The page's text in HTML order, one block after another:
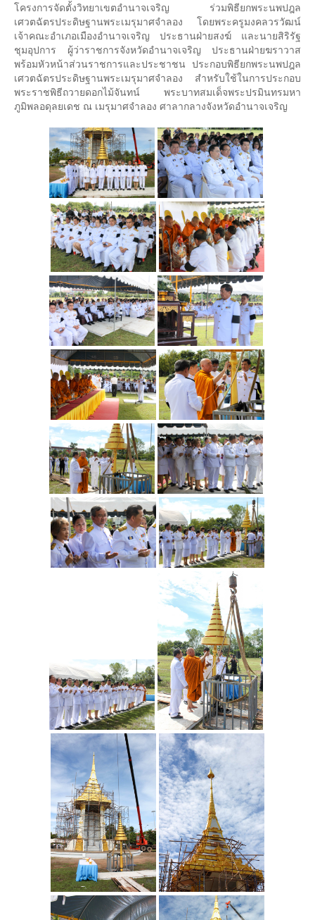
กิจกรรมต่าง ๆ
ปฏิทินการศึกษา
ปฏิทินการศึกษาและกิจกรรมนักศึกษา
ตารางเรียนนักศึกษา
ตารางสอบ
บริการนักศึกษาและสวัสดิการนักศึกษา
ทุนการศึกษา
ทุนการศึกษามหาวิทยาลัยมหิดล
ประกาศ กยศ.
แบบฟอร์มสำหรับผู้กู้
ประกาศ กรอ.
บริการด้านสุขภาพ
หน่วยบริการสุขภาพ
หน่วยบริการทันตกรรม
บริการให้การศึกษา
คลินิกวัยทีน
บริการด้านเงินสงเคราะห์
วินัยนักศึกษา
หน่วยบริการสนับสนุนสำหรับนักศึกษาพิการ
กิจการนักศึกษา
หอพักนักศึกษา
หอพักภายใน โครงการจัดตั้งฯ
หอพักภายนอก โครงการจัดตั้งฯ
Website และ เบอร์โทรที่ควรทราบ
ทุนการศึกษา
ข่าวสาร/กิจกรรมนักศึกษา
แบบฟอร์ม
บริการด้านสุขภาพ
โครงการจัดตั้งวิทยาเขตอำนาจเจริญ ร่วมพิธียกพระนพปฎล
เศวตฉัตรประดิษฐานพระเมรุมาศจำลอง โดยพระครูมงคลวรวัฒน์
เจ้าคณะอำเภอเมืองอำนาจเจริญ ประธานฝ่ายสงฆ์ และนายสิริรัฐ
ชุมอุปการ ผู้ว่าราชการจังหวัดอำนาจเจริญ ประธานฝ่ายฆราวาส
พร้อมหัวหน้าส่วนราชการและประชาชน ประกอบพิธียกพระนพปฎล
เศวตฉัตรประดิษฐานพระเมรุมาศจำลอง สำหรับใช้ในการประกอบ
พระราชพิธีถวายดอกไม้จันทน์ พระบาทสมเด็จพระปรมินทรมหา
ภูมิพลอดุลยเดช ณ เมรุมาศจำลอง ศาลากลางจังหวัดอำนาจเจริญ